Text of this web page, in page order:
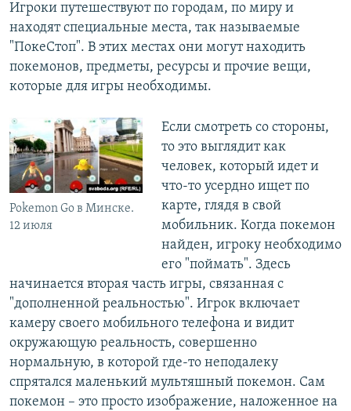
Игроки путешествуют по городам, по миру и
находят специальные места, так называемые
"ПокеСтоп". В этих местах они могут находить
покемонов, предметы, ресурсы и прочие вещи,
которые для игры необходимы.
Pokemon Go в Минске.
12 июля
Если смотреть со стороны,
то это выглядит как
человек, который идет и
что-то усердно ищет по
карте, глядя в свой
мобильник. Когда покемон
найден, игроку необходимо
его "поймать". Здесь
начинается вторая часть игры, связанная с
"дополненной реальностью". Игрок включает
камеру своего мобильного телефона и видит
окружающую реальность, совершенно
нормальную, в которой где-то неподалеку
спрятался маленький мультяшный покемон. Сам
покемон – это просто изображение, наложенное на